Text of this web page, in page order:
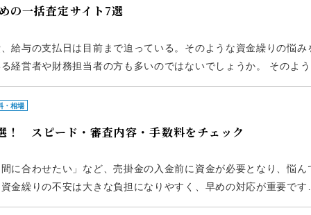
の一括査定サイト7選
給与の支払日は目前まで迫っている。そのような資金繰りの悩み
経営者や財務担当者の方も多いのではないでしょうか。 そのよ
ァクタリング」です。ただし、急いで契約を進めてしまうと、本
・相場
！ スピード・審査内容・手数料をチェック
に合わせたい」など、売掛金の入金前に資金が必要となり、悩ん
金繰りの不安は大きな負担になりやすく、早めの対応が重要です
。ファクタリングは、保有している売掛債権を買い取ってもらい